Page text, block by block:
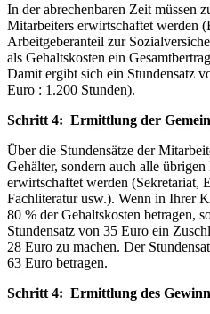
In der abrechenbaren Zeit müssen
Mitarbeiters erwirtschaftet werden
Arbeitgeberanteil zur
als Gehaltskosten ein
Damit ergibt sich ein Stundensatz
Euro : 1.200 Stunden).
Schritt 4: Ermittlung der
Über die Stundensätze der
Gehälter, sondern auch alle
erwirtschaftet werden (Sekretariat,
Fachliteratur usw.). Wenn in Ihrer
80 % der Gehaltskosten betragen,
Stundensatz von 35 Euro ein
28 Euro zu machen. Der
63 Euro betragen.
Schritt 4: Ermittlung des